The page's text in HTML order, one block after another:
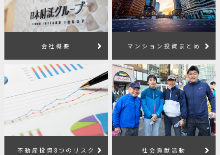
会社概要 マンション投資まとめ
不動産投資8つのリスク 社会貢献活動